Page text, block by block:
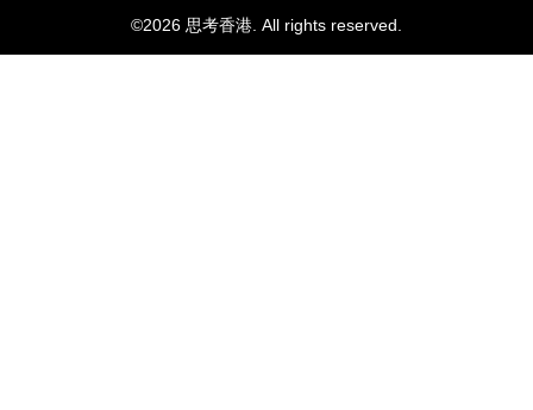
©2026 思考香港. All rights reserved.